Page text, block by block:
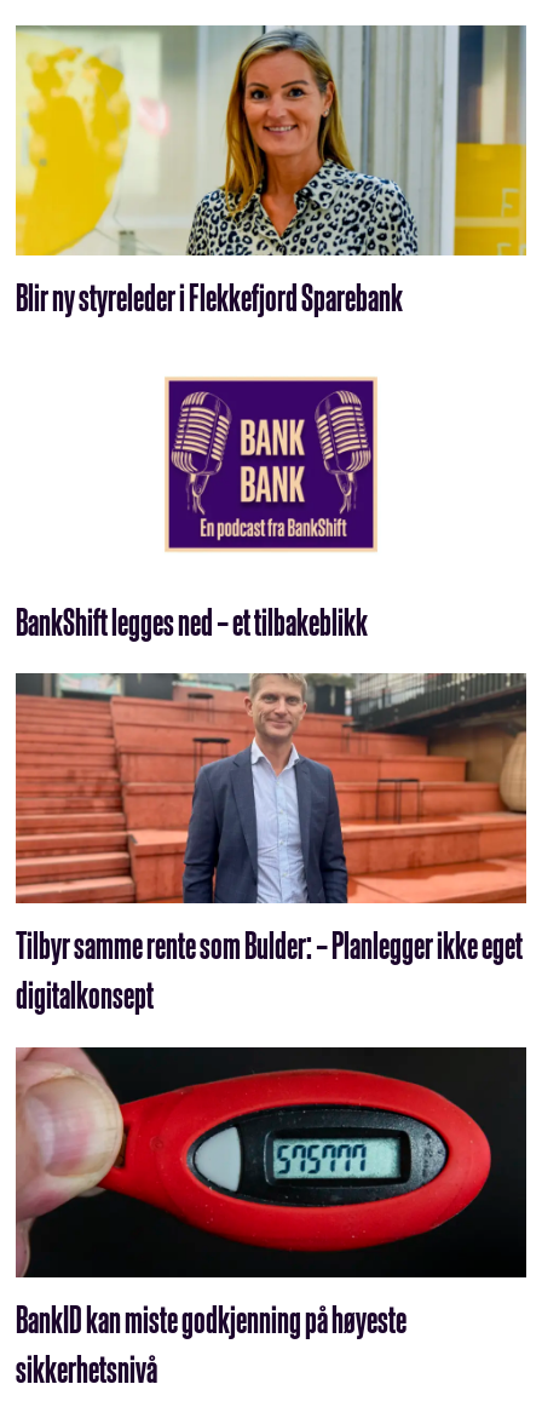
Blir ny styreleder i Flekkefjord Sparebank
BankShift legges ned – et tilbakeblikk
Tilbyr samme rente som Bulder: – Planlegger ikke eget
digitalkonsept
BankID kan miste godkjenning på høyeste
sikkerhetsnivå